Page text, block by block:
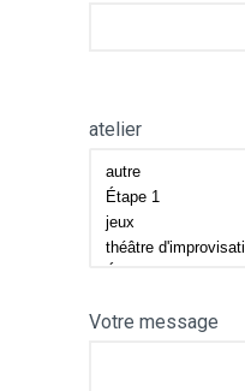
atelier
Votre message